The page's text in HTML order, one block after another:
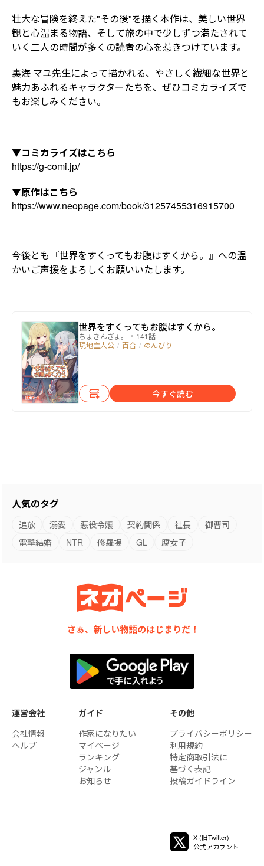
壮大な冒険を終えた"その後"を描く本作は、美しい世界
観と心温まる物語、そして旅の中で少しずつ満たされて
いく二人の時間が多くの読者の心を惹きつけています。
裏海 マユ先生によって描かれる、やさしく繊細な世界と
魅力あふれるキャラクターたちを、ぜひコミカライズで
もお楽しみください。
▼コミカライズはこちら
https://g-comi.jp/
▼原作はこちら
https://www.neopage.com/book/31257455316915700
今後とも『世界をすくってもお腹はすくから。』への温
かいご声援をよろしくお願いいたします。
世界をすくってもお腹はすくから。
ちょきんぎょ。
141話
現地主人公 / 百合 / のんびり
今すぐ読む
人気のタグ
追放 溺愛 悪役令嬢 契約関係 社長
御曹司
電撃結婚
NTR 修羅場 GL 腐女子
運営会社
会社情報
ヘルプ
ガイド
作家になりたい
マイページ
ランキング
ジャンル
お知らせ
その他
プライバシーポリシー
利用規約
特定商取引法に
基づく表記
投稿ガイドライン
X (旧Twitter)
公式アカウント